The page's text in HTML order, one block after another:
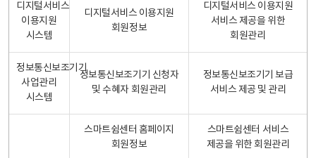
디지털서비스
이용지원
시스템
디지털서비스 이용지원
회원정보
디지털서비스 이용지원
서비스 제공을 위한
회원관리
정보통신보조기기
사업관리
시스템
정보통신보조기기 신청자
및 수혜자 회원관리
정보통신보조기기 보급
서비스 제공 및 관리
스마트쉼센터 홈페이지
회원정보
스마트쉼센터 서비스
제공을 위한 회원관리